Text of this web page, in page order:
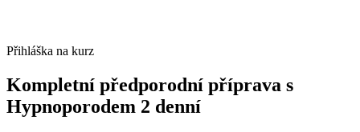
Přihláška na kurz
Kompletní předporodní příprava s
Hypnoporodem 2 denní